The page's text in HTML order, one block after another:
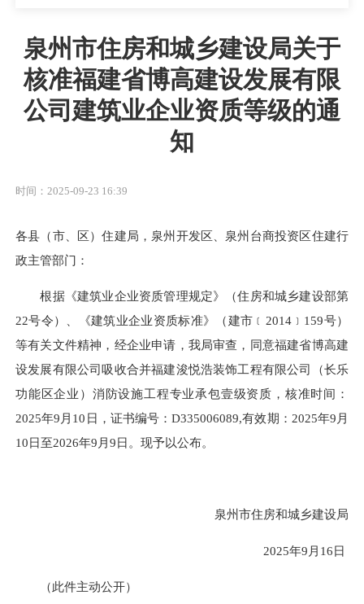
泉州市住房和城乡建设局关于
核准福建省博高建设发展有限
公司建筑业企业资质等级的通
知
时间：2025-09-23 16:39
各县（市、区）住建局，泉州开发区、泉州台商投资区住建行
政主管部门：
根据《建筑业企业资质管理规定》（住房和城乡建设部第
22号令）、《建筑业企业资质标准》（建市﹝2014﹞159号）
等有关文件精神，经企业申请，我局审查，同意福建省博高建
设发展有限公司吸收合并福建浚悦浩装饰工程有限公司（长乐
功能区企业）消防设施工程专业承包壹级资质，核准时间：
2025年9月10日，证书编号：D335006089,有效期：2025年9月
10日至2026年9月9日。现予以公布。
泉州市住房和城乡建设局
2025年9月16日
（此件主动公开）